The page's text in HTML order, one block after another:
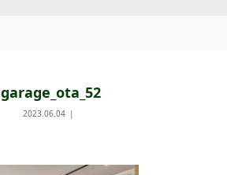
garage_ota_52
2023.06.04